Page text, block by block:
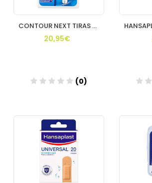
CONTOUR NEXT TIRAS REACTIV 25U
20,95€
(0)
Añadir